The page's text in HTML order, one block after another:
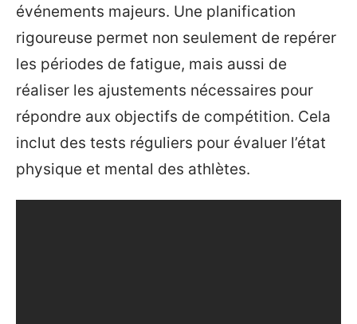
événements majeurs. Une planification
rigoureuse permet non seulement de repérer
les périodes de fatigue, mais aussi de
réaliser les ajustements nécessaires pour
répondre aux objectifs de compétition. Cela
inclut des tests réguliers pour évaluer l’état
physique et mental des athlètes.